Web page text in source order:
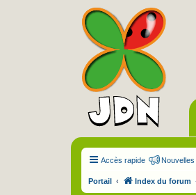
Accès rapide Nouvelles
Portail Index du forum